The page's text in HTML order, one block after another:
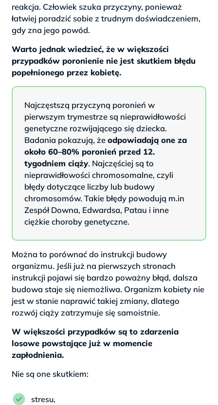
reakcja. Człowiek szuka przyczyny, ponieważ
łatwiej poradzić sobie z trudnym doświadczeniem,
gdy zna jego powód.
Warto jednak wiedzieć, że w większości
przypadków poronienie nie jest skutkiem błędu
popełnionego przez kobietę.
Najczęstszą przyczyną poronień w
pierwszym trymestrze są nieprawidłowości
genetyczne rozwijającego się dziecka.
Badania pokazują, żeodpowiadają one za
około 60–80% poronień przed 12.
tygodniem ciąży. Najczęściej są to
nieprawidłowości chromosomalne, czyli
błędy dotyczące liczby lub budowy
chromosomów. Takie błędy powodują m.in
Zespół Downa, Edwardsa, Patau i inne
ciężkie choroby genetyczne.
Można to porównać do instrukcji budowy
organizmu. Jeśli już na pierwszych stronach
instrukcji pojawi się bardzo poważny błąd, dalsza
budowa staje się niemożliwa. Organizm kobiety nie
jest w stanie naprawić takiej zmiany, dlatego
rozwój ciąży zatrzymuje się samoistnie.
W większości przypadków są to zdarzenia
losowe powstające już w momencie
zapłodnienia.
Nie są one skutkiem:
stresu,